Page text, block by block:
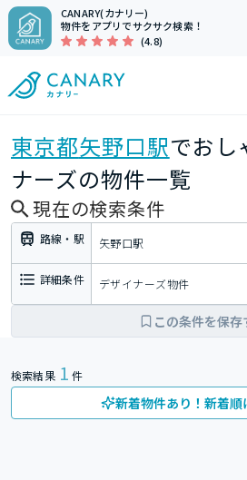
CANARY(カナリー)
物件をアプリでサクサク検索！
(4.8)
東京都矢野口駅でおし
ナーズの物件一覧
現在の検索条件
路線・駅 矢野口駅
詳細条件 デザイナーズ物件
この条件を保存
検索結果 1 件
新着物件あり！新着順